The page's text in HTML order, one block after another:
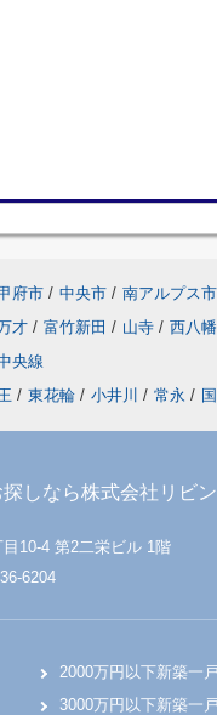
府市 / 中央市 / 南アルプス市
才 / 富竹新田 / 山寺 / 西八幡
央線
/ 東花輪 / 小井川 / 常永 /
しなら株式会社リビ
10-4 第2二栄ビル 1階
6204
2000万円以下新築一
3000万円以下新築一